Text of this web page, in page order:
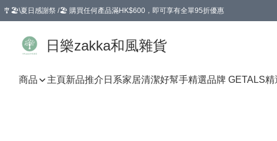
🎐🏖️\夏日感謝祭 /🏖️ 購買任何產品滿HK$600，即可享有全單95折優惠
日樂zakka和風雜貨
商品 主頁新品推介 日系家居清潔好幫手精選品牌 GETALS精